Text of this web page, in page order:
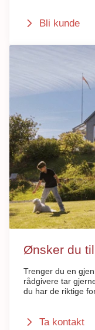
Bli kunde
Ønsker du
Trenger du en
rådgivere tar
du har de riktige
Ta kontakt